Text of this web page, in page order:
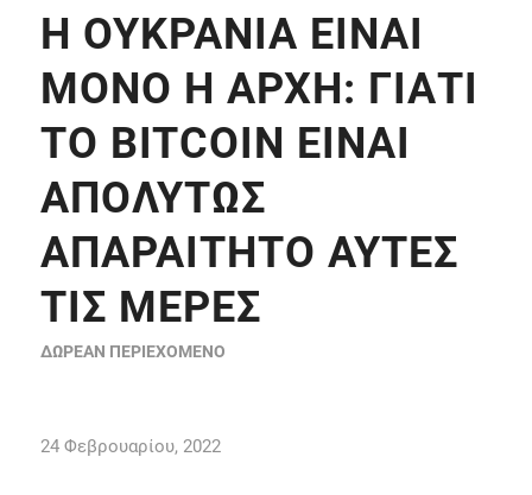
Η ΟΥΚΡΑΝΊΑ ΕΊΝΑΙ
ΜΌΝΟ Η ΑΡΧΉ: ΓΙΑΤΊ
ΤΟ BITCOIN ΕΊΝΑΙ
ΑΠΟΛΎΤΩΣ
ΑΠΑΡΑΊΤΗΤΟ ΑΥΤΈΣ
ΤΙΣ ΜΈΡΕΣ
ΔΩΡΕΆΝ ΠΕΡΙΕΧΌΜΕΝΟ
24 Φεβρουαρίου, 2022